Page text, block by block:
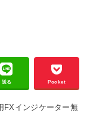
送る Pocket
FXインジケーター無